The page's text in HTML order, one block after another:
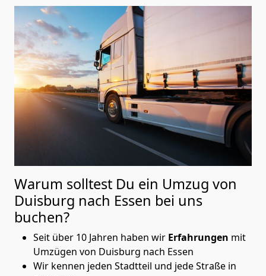
Warum solltest Du ein Umzug von
Duisburg nach Essen bei uns
buchen?
Seit über 10 Jahren haben wir Erfahrungen mit
Umzügen von Duisburg nach Essen
Wir kennen jeden Stadtteil und jede Straße in